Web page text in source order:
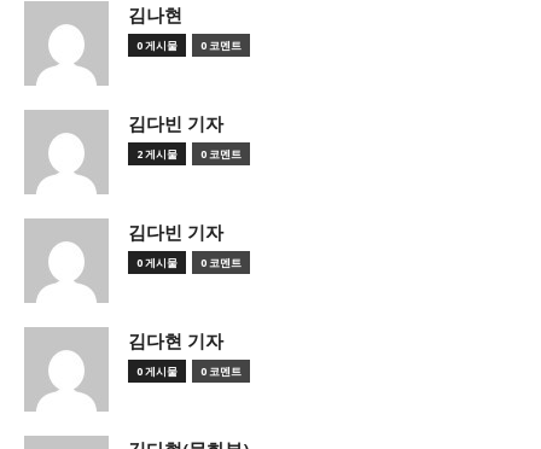
김나현
0 게시물 0 코멘트
김다빈 기자
2 게시물 0 코멘트
김다빈 기자
0 게시물 0 코멘트
김다현 기자
0 게시물 0 코멘트